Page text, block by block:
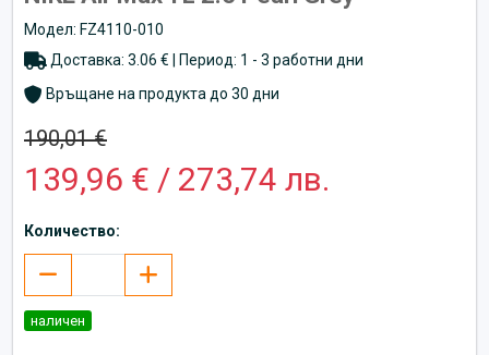
Модел: FZ4110-010
Доставка: 3.06 € | Период: 1 - 3 работни дни
Връщане на продукта до 30 дни
190,01 €
139,96 € / 273,74 лв.
Количество:
наличен